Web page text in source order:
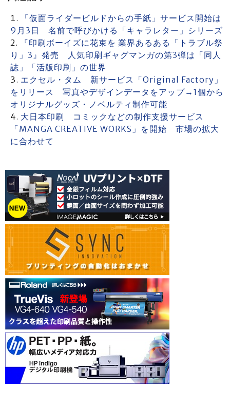
「仮面ライダービルドからの手紙」サービス開始は
9月3日 名前で呼びかける「キャラレター」シリーズ
『印刷ボーイズに花束を 業界あるある「トラブル祭
り」3』発売 人気印刷ギャグマンガの第3弾は「同人
誌」「活版印刷」の世界
エクセル・タム 新サービス「Original Factory」
をリリース 写真やデザインデータをアップ→1個から
オリジナルグッズ・ノベルティ制作可能
大日本印刷 コミックなどの制作支援サービス
「MANGA CREATIVE WORKS」を開始 市場の拡大
に合わせて